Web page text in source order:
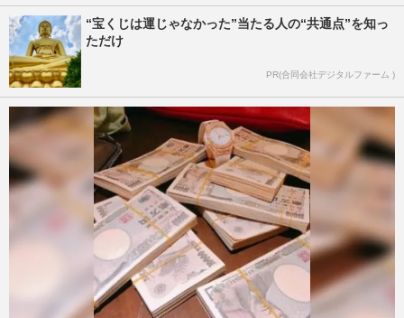
“宝くじは運じゃなかった”当たる人の“共通点”を知っ
ただけ
PR(合同会社デジタルファーム )